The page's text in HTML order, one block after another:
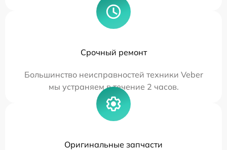
Срочный ремонт
Большинство неисправностей техники Veber
мы устраняем в течение 2 часов.
Оригинальные запчасти